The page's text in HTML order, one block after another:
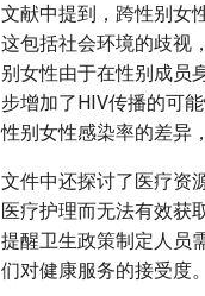
文献中提到，跨性别女
这包括社会环境的歧视
别女性由于在性别成员
步增加了HIV传播的可
性别女性感染率的差异
文件中还探讨了医疗资
医疗护理而无法有效获
提醒卫生政策制定人员
们对健康服务的接受度。